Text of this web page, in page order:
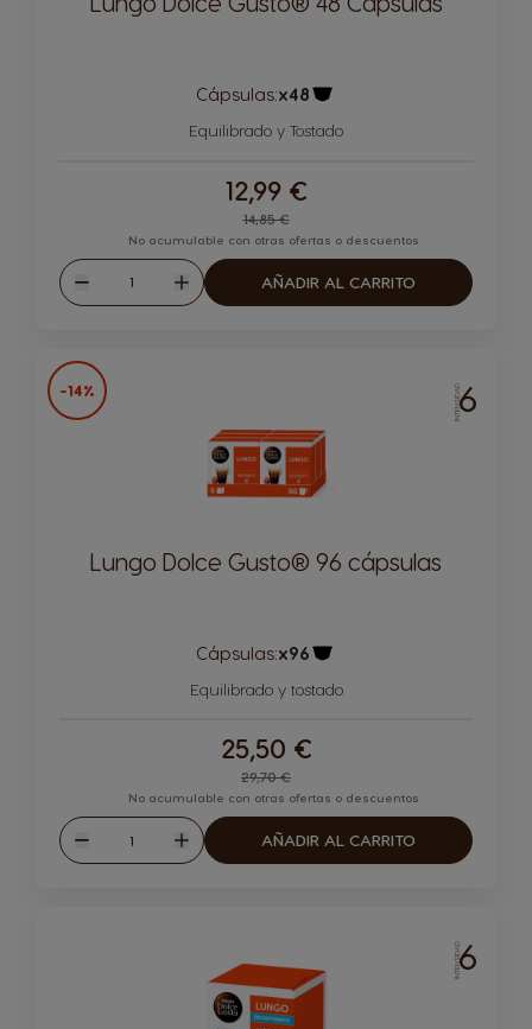
Cápsulas:x48
Equilibrado y Tostado
Regular Price
14,85 €
12,99 €
No acumulable con otras ofertas o descuentos
Disminuir
Cantidad
Aumentar
AÑADIR AL CARRITO
-14% INTENSIDAD6
Lungo Dolce Gusto® 96 cápsulas
Cápsulas:x96
Equilibrado y tostado
Regular Price
29,70 €
25,50 €
No acumulable con otras ofertas o descuentos
Disminuir
Cantidad
Aumentar
AÑADIR AL CARRITO
INTENSIDAD6